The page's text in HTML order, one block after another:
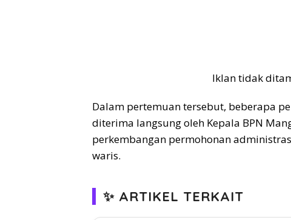
Iklan tidak
Dalam pertemuan tersebut, beberapa
diterima langsung oleh Kepala BPN
perkembangan permohonan
waris.
✨ ARTIKEL TERKAIT